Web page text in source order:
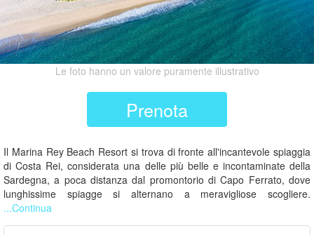
Le foto hanno un valore puramente illustrativo
Prenota
Il Marina Rey Beach Resort si trova di fronte all'incantevole spiaggia
di Costa Rei, considerata una delle più belle e incontaminate della
Sardegna, a poca distanza dal promontorio di Capo Ferrato, dove
lunghissime spiagge si alternano a meravigliose scogliere.
...Continua